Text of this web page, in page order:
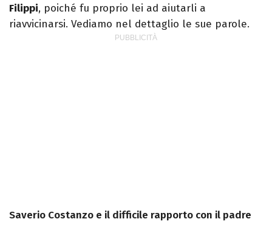
Filippi, poiché fu proprio lei ad aiutarli a
riavvicinarsi. Vediamo nel dettaglio le sue parole.
Saverio Costanzo e il difficile rapporto con il padre